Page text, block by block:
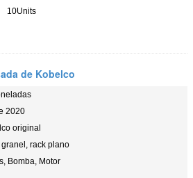
10Units
de Kobelco
2020
original
rack plano
Bomba, Motor